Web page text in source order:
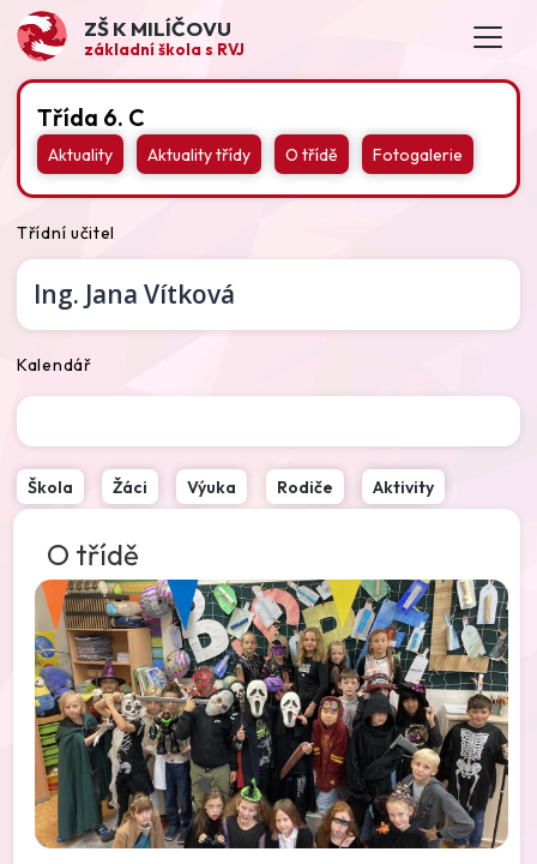
ZŠ K MILÍČOVU
základní škola s RVJ
Třída 6. C
Aktuality Aktuality třídy O třídě Fotogalerie
Třídní učitel
Ing. Jana Vítková
Kalendář
Škola Žáci Výuka Rodiče Aktivity
O třídě